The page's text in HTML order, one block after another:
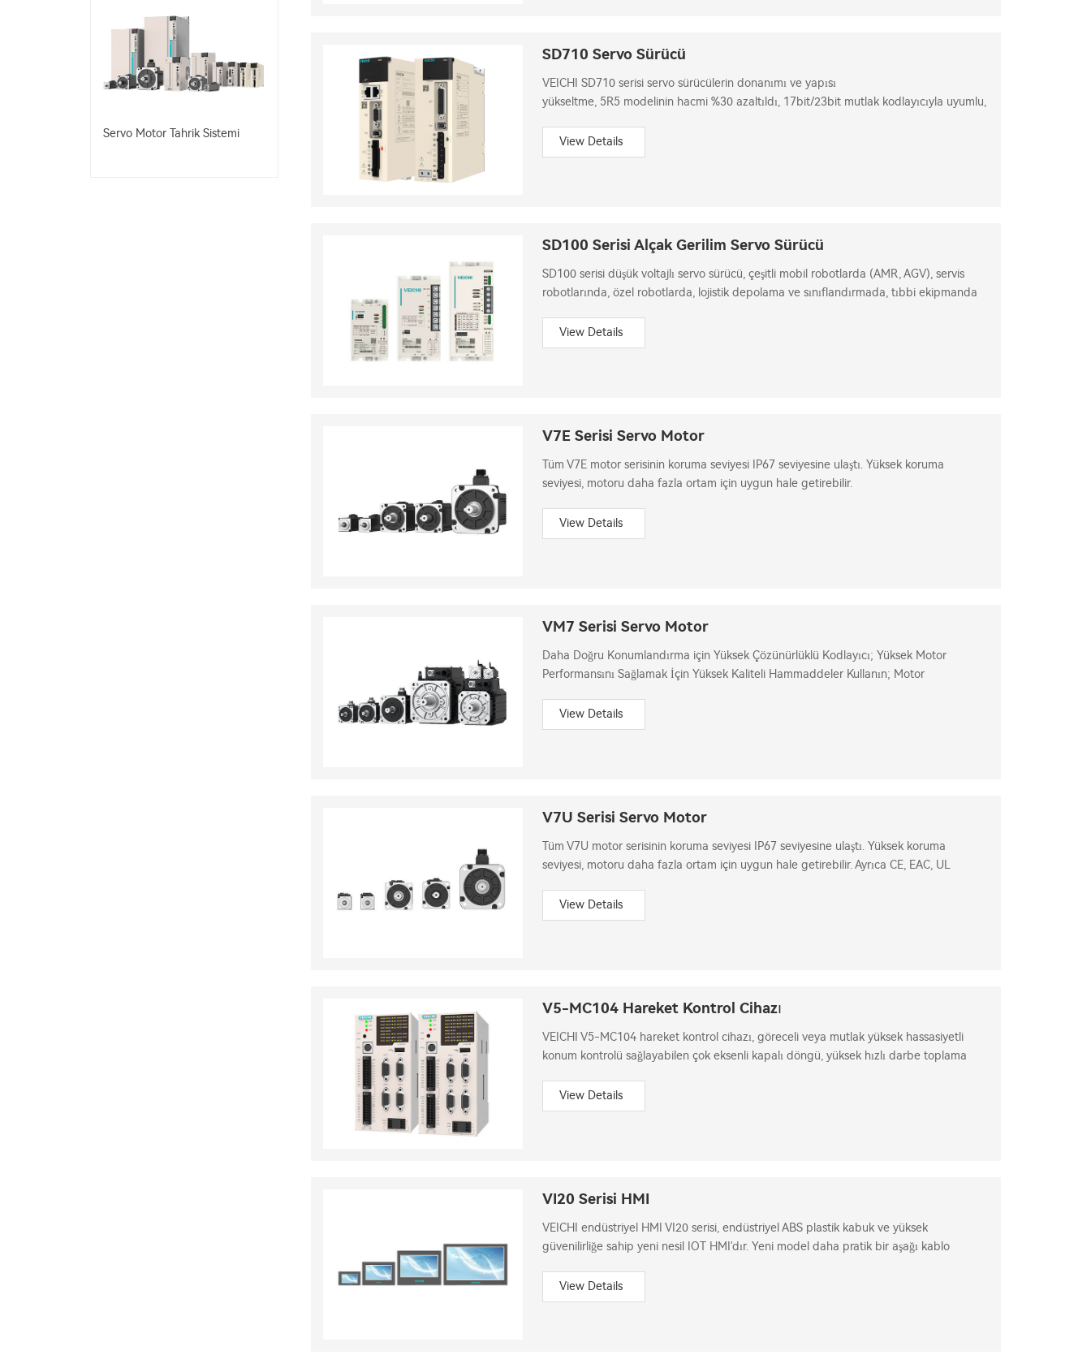
Servo Motor Tahrik Sistemi
SD710 Servo Sürücü
VEICHI SD710 serisi servo sürücülerin donanımı ve yapısı
yükseltme, 5R5 modelinin hacmi %30 azaltıldı, 17bit/23bit mutlak kodlayıcıyla uyumlu,
View Details
SD100 Serisi Alçak Gerilim Servo Sürücü
SD100 serisi düşük voltajlı servo sürücü, çeşitli mobil robotlarda (AMR, AGV), servis
robotlarında, özel robotlarda, lojistik depolama ve sınıflandırmada, tıbbi ekipmanda
algoritma kontrolünü de
View Details
V7E Serisi Servo Motor
Tüm V7E motor serisinin koruma seviyesi IP67 seviyesine ulaştı. Yüksek koruma
seviyesi, motoru daha fazla ortam için uygun hale getirebilir.
View Details
VM7 Serisi Servo Motor
Daha Doğru Konumlandırma için Yüksek Çözünürlüklü Kodlayıcı; Yüksek Motor
Performansını Sağlamak İçin Yüksek Kaliteli Hammaddeler Kullanın; Motor
View Details
V7U Serisi Servo Motor
Tüm V7U motor serisinin koruma seviyesi IP67 seviyesine ulaştı. Yüksek koruma
seviyesi, motoru daha fazla ortam için uygun hale getirebilir. Ayrıca CE, EAC, UL
View Details
V5-MC104 Hareket Kontrol Cihazı
VEICHI V5-MC104 hareket kontrol cihazı, göreceli veya mutlak yüksek hassasiyetli
konum kontrolü sağlayabilen çok eksenli kapalı döngü, yüksek hızlı darbe toplama
View Details
VI20 Serisi HMI
VEICHI endüstriyel HMI VI20 serisi, endüstriyel ABS plastik kabuk ve yüksek
güvenilirliğe sahip yeni nesil IOT HMI'dır. Yeni model daha pratik bir aşağı kablo
mevcuttur.
View Details